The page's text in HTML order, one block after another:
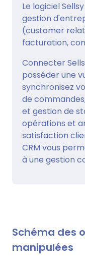
Le logiciel
gestion
(customer
facturation,
Connecter
posséder une
synchronisez
de
et gestion de
opérations et
satisfaction
CRM vous
à une gestion
Schéma des
manipulées